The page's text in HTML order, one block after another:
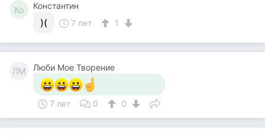
Ко Константин
)( 7 лет 1
ЛМ Люби Мое Творение
7 лет 0 0